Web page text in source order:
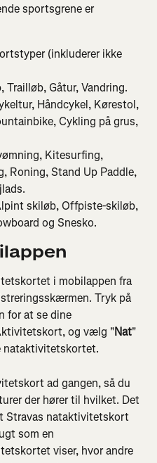
sportsgrene er
(inkluderer ikke
Trailløb, Gåtur, Vandring.
Håndcykel, Kørestol,
Cykling på grus,
Kitesurfing,
Roning, Stand Up Paddle,
skiløb, Offpiste-skiløb,
og Snesko.
i mobilappen fra
Tryk på
for at se dine
og vælg "Nat"
nataktivitetskortet.
ad gangen, så du
der hører til hvilket. Det
Stravas nataktivitetskort
som en
viser, hvor andre